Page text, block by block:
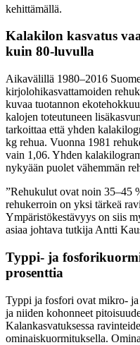
kehittämällä.
Kalakilon kasvatus
kuin 80-luvulla
Aikavälillä 1980–2016
kirjolohikasvattamoiden
kuvaa tuotannon
kalojen toteutuneen
tarkoittaa että yhden
kg rehua. Vuonna 1981
vain 1,06. Yhden
nykyään puolet vähemmän
”Rehukulut ovat noin 35–45
rehukerroin on yksi tärkeä
Ympäristökestävyys on siis
asiaa johtava tutkija Antti
Typpi- ja
prosenttia
Typpi ja fosfori ovat mikro-
ja niiden kohonneet
Kalankasvatuksessa
ominaiskuormituksella.